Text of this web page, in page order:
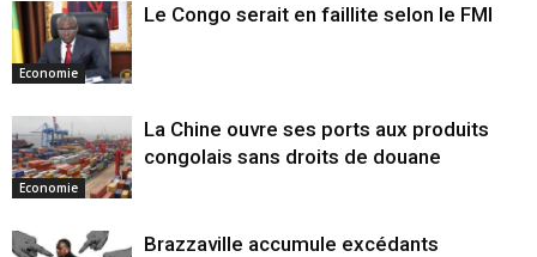
Economie
Le Congo serait en faillite selon le FMI
Economie
La Chine ouvre ses ports aux produits
congolais sans droits de douane
Brazzaville accumule excédants